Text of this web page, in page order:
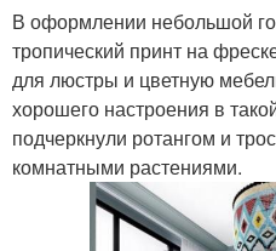
В оформлении небольшой
тропический принт на
для люстры и цветную
хорошего настроения в
подчеркнули ротангом и
комнатными растениями.